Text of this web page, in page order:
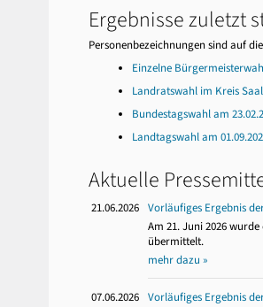
Ergebnisse zuletzt
Personenbezeichnungen sind auf
Einzelne
Landratswahl im Kreis
Bundestagswahl am
Landtagswahl am
Aktuelle
21.06.2026 Vorläufiges Ergebnis
Am 21. Juni 2026
übermittelt.
mehr dazu »
07.06.2026 Vorläufiges Ergebnis